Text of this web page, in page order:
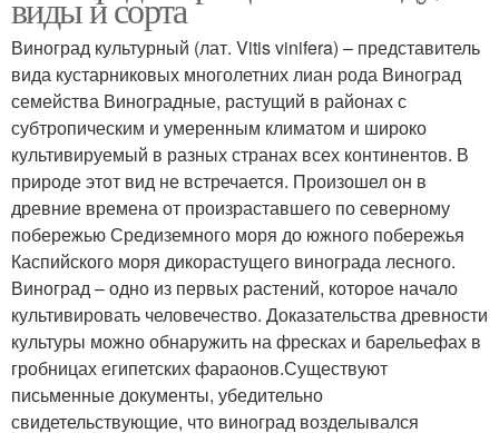
Виноград культурный (лат. Vitis vinifera) – представитель
вида кустарниковых многолетних лиан рода Виноград
семейства Виноградные, растущий в районах с
субтропическим и умеренным климатом и широко
культивируемый в разных странах всех континентов. В
природе этот вид не встречается. Произошел он в
древние времена от произраставшего по северному
побережью Средиземного моря до южного побережья
Каспийского моря дикорастущего винограда лесного.
Виноград – одно из первых растений, которое начало
культивировать человечество. Доказательства древности
культуры можно обнаружить на фресках и барельефах в
гробницах египетских фараонов.Существуют
письменные документы, убедительно
свидетельствующие, что виноград возделывался